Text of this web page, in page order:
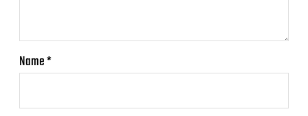
Name*